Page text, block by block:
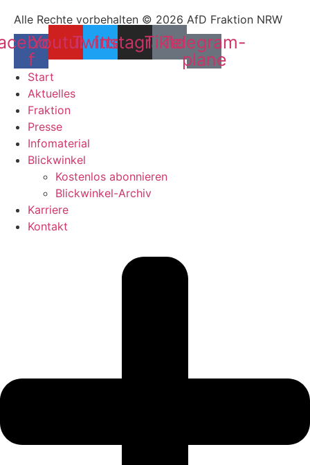
Alle Rechte vorbehalten © 2026 AfD Fraktion NRW
f
YoutubeTwitter
Instagram
Tiktok
Telegram-
plane
Start
Aktuelles
Fraktion
Presse
Infomaterial
Blickwinkel
Kostenlos abonnieren
Blickwinkel-Archiv
Karriere
Kontakt